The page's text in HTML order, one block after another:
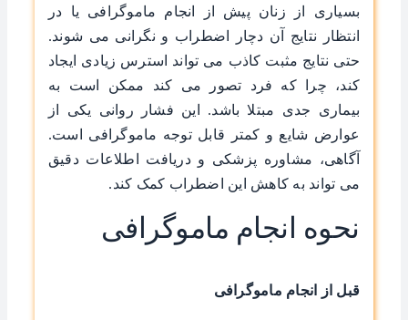
بسیاری از زنان پیش از انجام ماموگرافی یا در
انتظار نتایج آن دچار اضطراب و نگرانی می شوند.
حتی نتایج مثبت کاذب می تواند استرس زیادی ایجاد
کند، چرا که فرد تصور می کند ممکن است به
بیماری جدی مبتلا باشد. این فشار روانی یکی از
عوارض شایع و کمتر قابل توجه ماموگرافی است.
آگاهی، مشاوره پزشکی و دریافت اطلاعات دقیق
می تواند به کاهش این اضطراب کمک کند.
نحوه انجام ماموگرافی
قبل از انجام ماموگرافی